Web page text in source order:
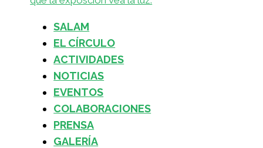
SALAM
EL CÍRCULO
ACTIVIDADES
NOTICIAS
EVENTOS
COLABORACIONES
PRENSA
GALERÍA